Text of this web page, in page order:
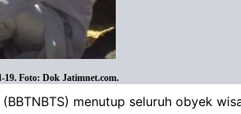
Foto: Dok Jatimnet.com.
menutup seluruh obyek